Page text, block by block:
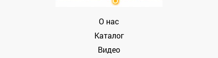
О нас
Каталог
Видео